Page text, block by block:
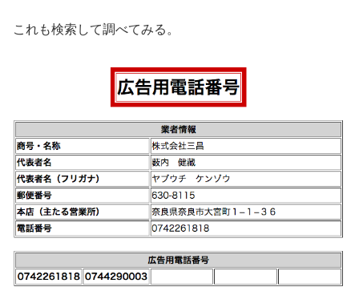
これも検索して調べてみる。